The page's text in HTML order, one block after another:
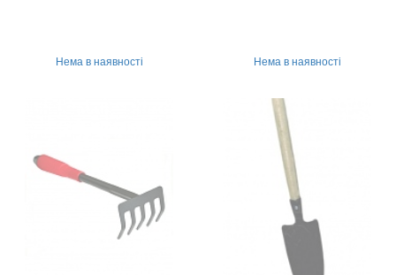
Нема в наявності Нема в наявності